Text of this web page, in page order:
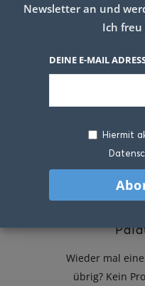
Wieder mal
übrig? Kein
Newsletter an und
Ich freu
DEINE E-MAIL
Hiermit